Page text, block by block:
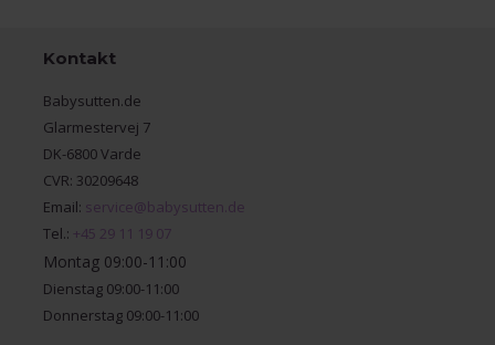
Kontakt
Babysutten.de
Glarmestervej 7
DK-6800 Varde
CVR: 30209648
Email: service@babysutten.de
Tel.: +45 29 11 19 07
Montag 09:00-11:00
Dienstag 09:00-11:00
Donnerstag 09:00-11:00